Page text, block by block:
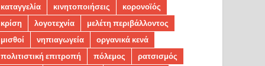
καταγγελία
κινητοποιήσεις
κορονοϊός
κρίση
λογοτεχνία
μελέτη περιβάλλοντος
μισθοί
νηπιαγωγεία
οργανικά κενά
πολιτιστική επιτροπή
πόλεμος
ρατσισμός